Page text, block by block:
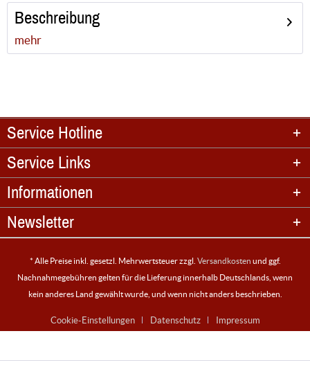
Beschreibung
mehr
Service Hotline
Service Links
Informationen
Newsletter
* Alle Preise inkl. gesetzl. Mehrwertsteuer zzgl. Versandkosten und ggf.
Nachnahmegebühren gelten für die Lieferung innerhalb Deutschlands, wenn
kein anderes Land gewählt wurde, und wenn nicht anders beschrieben.
Cookie-Einstellungen Datenschutz Impressum